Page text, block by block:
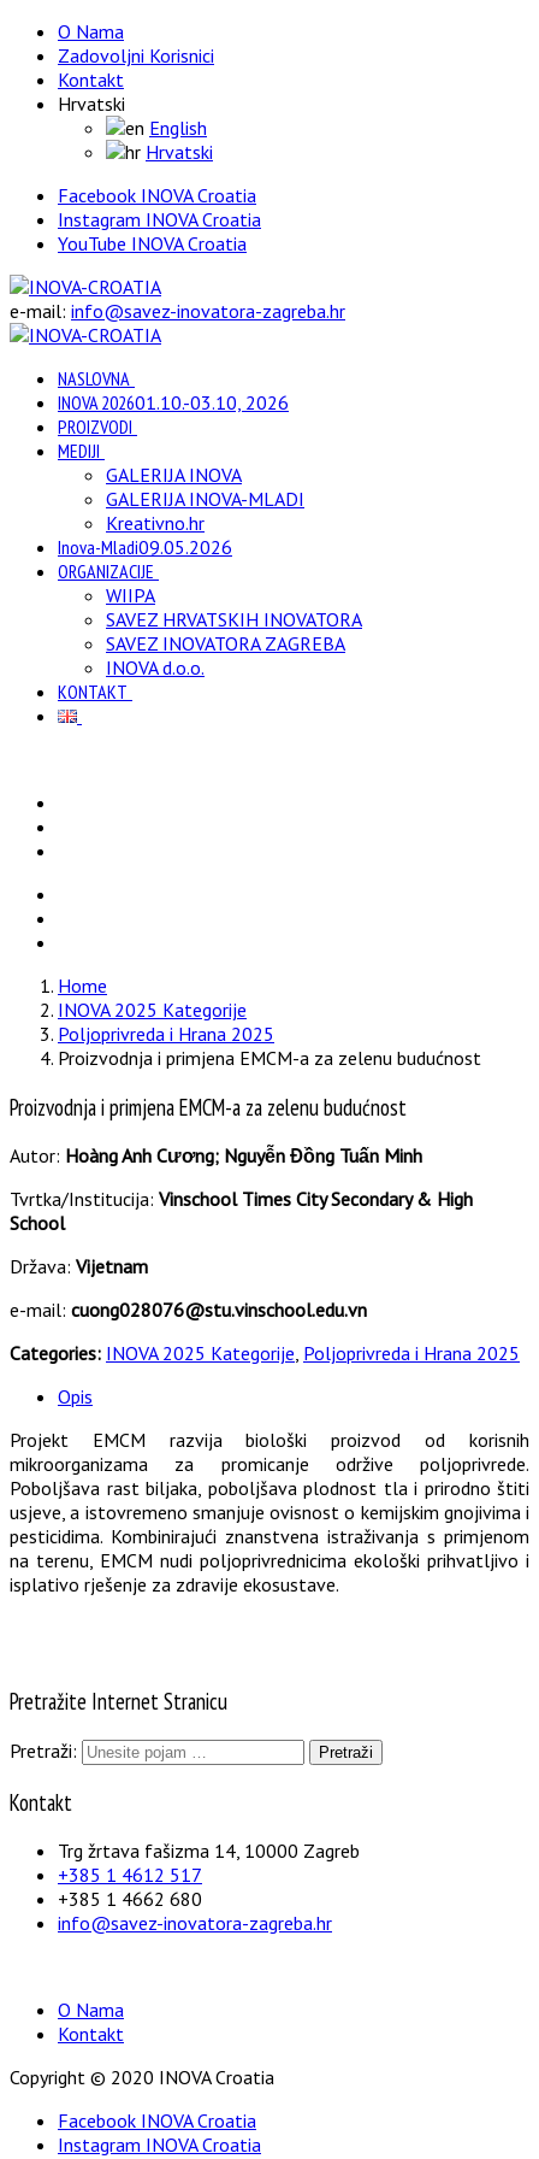
O Nama
Zadovoljni Korisnici
Kontakt
Hrvatski
English
Hrvatski
Facebook INOVA Croatia
Instagram INOVA Croatia
YouTube INOVA Croatia
e-mail: info@savez-inovatora-zagreba.hr
NASLOVNA
INOVA 202601.10.-03.10, 2026
PROIZVODI
MEDIJI
GALERIJA INOVA
GALERIJA INOVA-MLADI
Kreativno.hr
Inova-Mladi09.05.2026
ORGANIZACIJE
WIIPA
SAVEZ HRVATSKIH INOVATORA
SAVEZ INOVATORA ZAGREBA
INOVA d.o.o.
KONTAKT
Home
INOVA 2025 Kategorije
Poljoprivreda i Hrana 2025
Proizvodnja i primjena EMCM-a za zelenu budućnost
Proizvodnja i primjena EMCM-a za zelenu budućnost
Autor: Hoàng Anh Cương; Nguyễn Đồng Tuấn Minh
Tvrtka/Institucija: Vinschool Times City Secondary & High
School
Država: Vijetnam
e-mail: cuong028076@stu.vinschool.edu.vn
Categories: INOVA 2025 Kategorije, Poljoprivreda i Hrana 2025
Opis
Projekt EMCM razvija biološki proizvod od korisnih
mikroorganizama za promicanje održive poljoprivrede.
Poboljšava rast biljaka, poboljšava plodnost tla i prirodno štiti
usjeve, a istovremeno smanjuje ovisnost o kemijskim gnojivima i
pesticidima. Kombinirajući znanstvena istraživanja s primjenom
na terenu, EMCM nudi poljoprivrednicima ekološki prihvatljivo i
isplativo rješenje za zdravije ekosustave.
Pretražite Internet Stranicu
Pretraži:
Kontakt
Trg žrtava fašizma 14, 10000 Zagreb
+385 1 4612 517
+385 1 4662 680
info@savez-inovatora-zagreba.hr
O Nama
Kontakt
Copyright © 2020 INOVA Croatia
Facebook INOVA Croatia
Instagram INOVA Croatia